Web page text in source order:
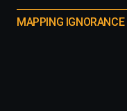
MAPPING IGNORANCE